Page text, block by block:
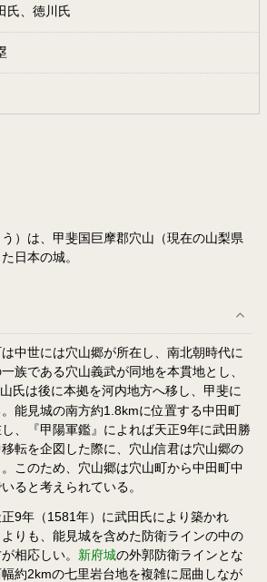
氏、徳川氏
）は、甲斐国巨摩郡穴山（現在の山梨県
日本の城。
中世には穴山郷が所在し、南北朝時代に
族である穴山義武が同地を本貫地とし、
氏は後に本拠を河内地方へ移し、甲斐に
能見城の南方約1.8kmに位置する中田町
、『甲陽軍鑑』によれば天正9年に武田勝
転を企図した際に、穴山信君は穴山郷の
このため、穴山郷は穴山町から中田町中
ると考えられている。
9年（1581年）に武田氏により築かれ
りも、能見城を含めた防衛ラインの中の
相応しい。 新府城の外郭防衛ラインとな
約2kmの七里岩台地を複雑に屈曲しなが